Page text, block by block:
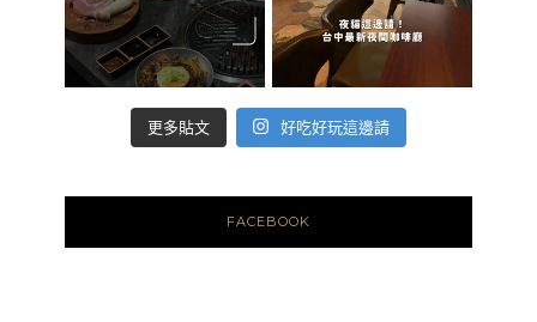
更多貼文 好吃好玩這邊請
FACEBOOK